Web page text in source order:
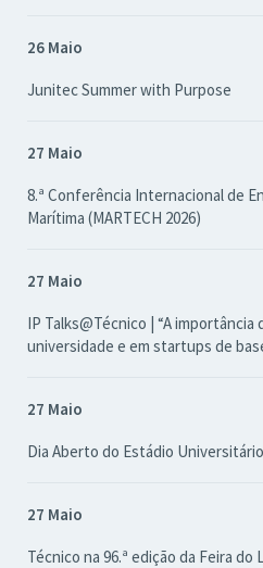
26 Maio
Junitec Summer with Purpose
27 Maio
8.ª Conferência Internacional de
Marítima (MARTECH 2026)
27 Maio
IP Talks@Técnico | “A
universidade e em startups de
27 Maio
Dia Aberto do Estádio
27 Maio
Técnico na 96.ª edição da Feira